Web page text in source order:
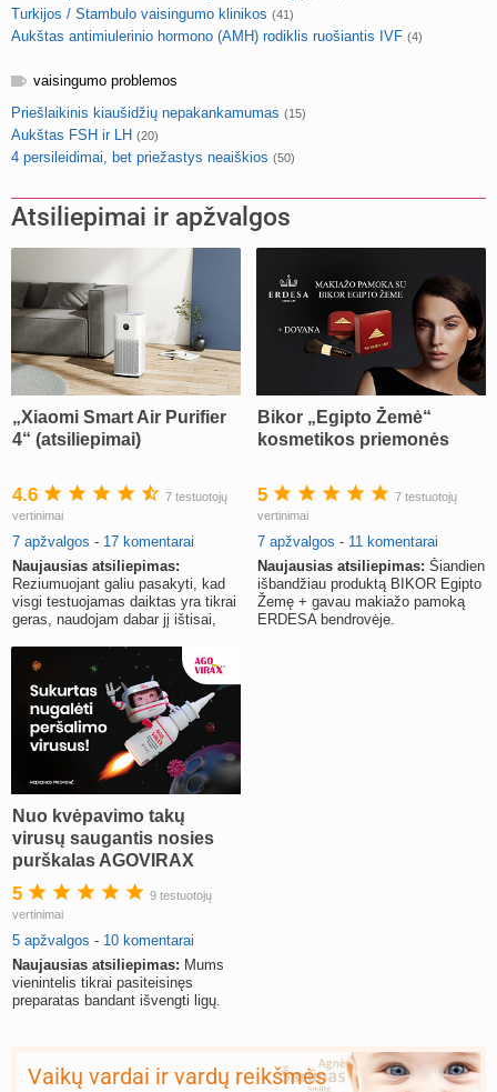
Turkijos / Stambulo vaisingumo klinikos (41)
Aukštas antimiulerinio hormono (AMH) rodiklis ruošiantis IVF (4)
vaisingumo problemos
Priešlaikinis kiaušidžių nepakankamumas (15)
Aukštas FSH ir LH (20)
4 persileidimai, bet priežastys neaiškios (50)
Atsiliepimai ir apžvalgos
„Xiaomi Smart Air Purifier
4“ (atsiliepimai)
4.6
7 testuotojų
vertinimai
7 apžvalgos - 17 komentarai
Naujausias atsiliepimas:
Reziumuojant galiu pasakyti, kad
visgi testuojamas daiktas yra tikrai
geras, naudojam dabar jį ištisai,
Bikor „Egipto Žemė“
kosmetikos priemonės
5
7 testuotojų
vertinimai
7 apžvalgos - 11 komentarai
Naujausias atsiliepimas: Šiandien
išbandžiau produktą BIKOR Egipto
Žemę + gavau makiažo pamoką
ERDESA bendrovėje.
Nuo kvėpavimo takų
virusų saugantis nosies
purškalas AGOVIRAX
5
9 testuotojų
vertinimai
5 apžvalgos - 10 komentarai
Naujausias atsiliepimas: Mums
vienintelis tikrai pasiteisinęs
preparatas bandant išvengti ligų.
Vaikų vardai ir vardų reikšmės